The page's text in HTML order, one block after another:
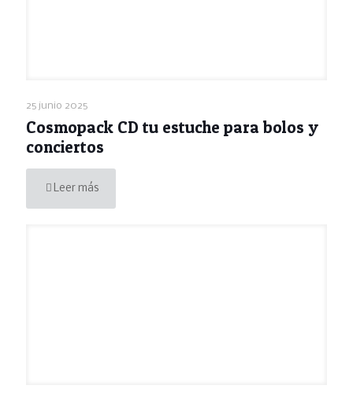
25 junio 2025
Cosmopack CD tu estuche para bolos y
conciertos
Leer más